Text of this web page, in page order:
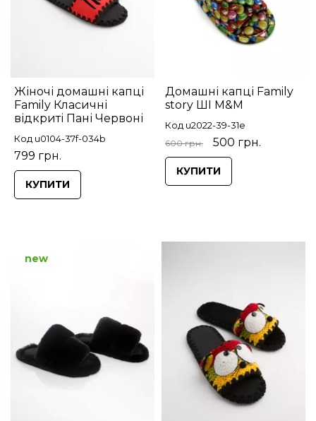
Жіночі домашні капці
Family Класичні
відкриті Пані Червоні
Код u0104-37f-034b
799 грн.
КУПИТИ
Домашні капці Family
story ШІ М&М
Код u2022-39-31e
600 грн. 500 грн.
КУПИТИ
new